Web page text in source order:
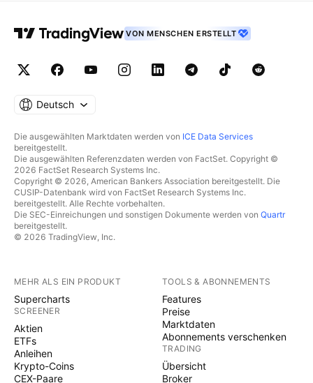
VON MENSCHEN ERSTELLT
Deutsch
Die ausgewählten Marktdaten werden von ICE Data Services
bereitgestellt.
Die ausgewählten Referenzdaten werden von FactSet. Copyright ©
2026 FactSet Research Systems Inc.
Copyright © 2026, American Bankers Association bereitgestellt. Die
CUSIP-Datenbank wird von FactSet Research Systems Inc.
bereitgestellt. Alle Rechte vorbehalten.
Die SEC-Einreichungen und sonstigen Dokumente werden von Quartr
bereitgestellt.
© 2026 TradingView, Inc.
MEHR ALS EIN PRODUKT
Supercharts
SCREENER
Aktien
ETFs
Anleihen
Krypto-Coins
CEX-Paare
TOOLS & ABONNEMENTS
Features
Preise
Marktdaten
Abonnements verschenken
TRADING
Übersicht
Broker